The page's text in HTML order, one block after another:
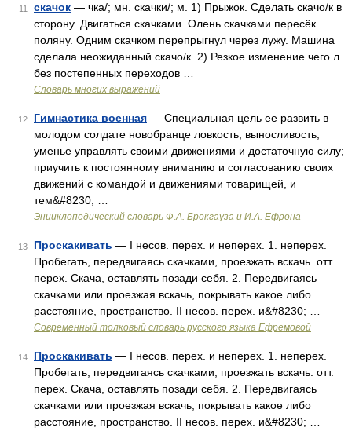
11 скачок — чка/; мн. скачки/; м. 1) Прыжок. Сделать скачо/к в
сторону. Двигаться скачками. Олень скачками пересёк
поляну. Одним скачком перепрыгнул через лужу. Машина
сделала неожиданный скачо/к. 2) Резкое изменение чего л.
без постепенных переходов …
Словарь многих выражений
12 Гимнастика военная — Специальная цель ее развить в
молодом солдате новобранце ловкость, выносливость,
уменье управлять своими движениями и достаточную силу;
приучить к постоянному вниманию и согласованию своих
движений с командой и движениями товарищей, и
тем&#8230; …
Энциклопедический словарь Ф.А. Брокгауза и И.А. Ефрона
13 Проскакивать — I несов. перех. и неперех. 1. неперех.
Пробегать, передвигаясь скачками, проезжать вскачь. отт.
перех. Скача, оставлять позади себя. 2. Передвигаясь
скачками или проезжая вскачь, покрывать какое либо
расстояние, пространство. II несов. перех. и&#8230; …
Современный толковый словарь русского языка Ефремовой
14 Проскакивать — I несов. перех. и неперех. 1. неперех.
Пробегать, передвигаясь скачками, проезжать вскачь. отт.
перех. Скача, оставлять позади себя. 2. Передвигаясь
скачками или проезжая вскачь, покрывать какое либо
расстояние, пространство. II несов. перех. и&#8230; …